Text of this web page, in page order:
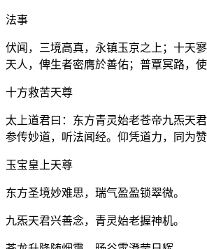
法事
伏闻，三境高真，永镇玉京之上；十天
天人，俾生者密膺於善佑；普覃冥路，
十方救苦天尊
太上道君曰：东方青灵始老苍帝九炁天
参传妙道，听法闻经。仰凭道力，同为赞
玉宝皇上天尊
东方圣境妙难思，瑞气盈盈锁翠微。
九炁天君兴善念，青灵始老握神机。